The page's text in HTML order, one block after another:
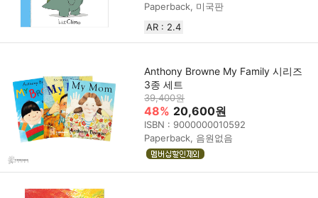
Paperback, 미국판
AR : 2.4
Anthony Browne My Family 시리즈
3종 세트
39,400원
48% 20,600원
ISBN : 9000000010592
Paperback, 음원없음